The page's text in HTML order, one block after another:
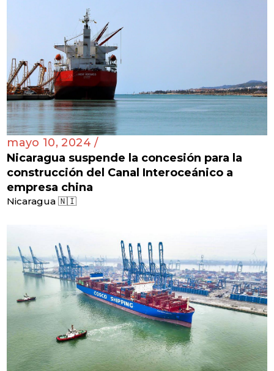
mayo 10, 2024 /
Nicaragua suspende la concesión para la
construcción del Canal Interoceánico a
empresa china
Nicaragua 🇳🇮